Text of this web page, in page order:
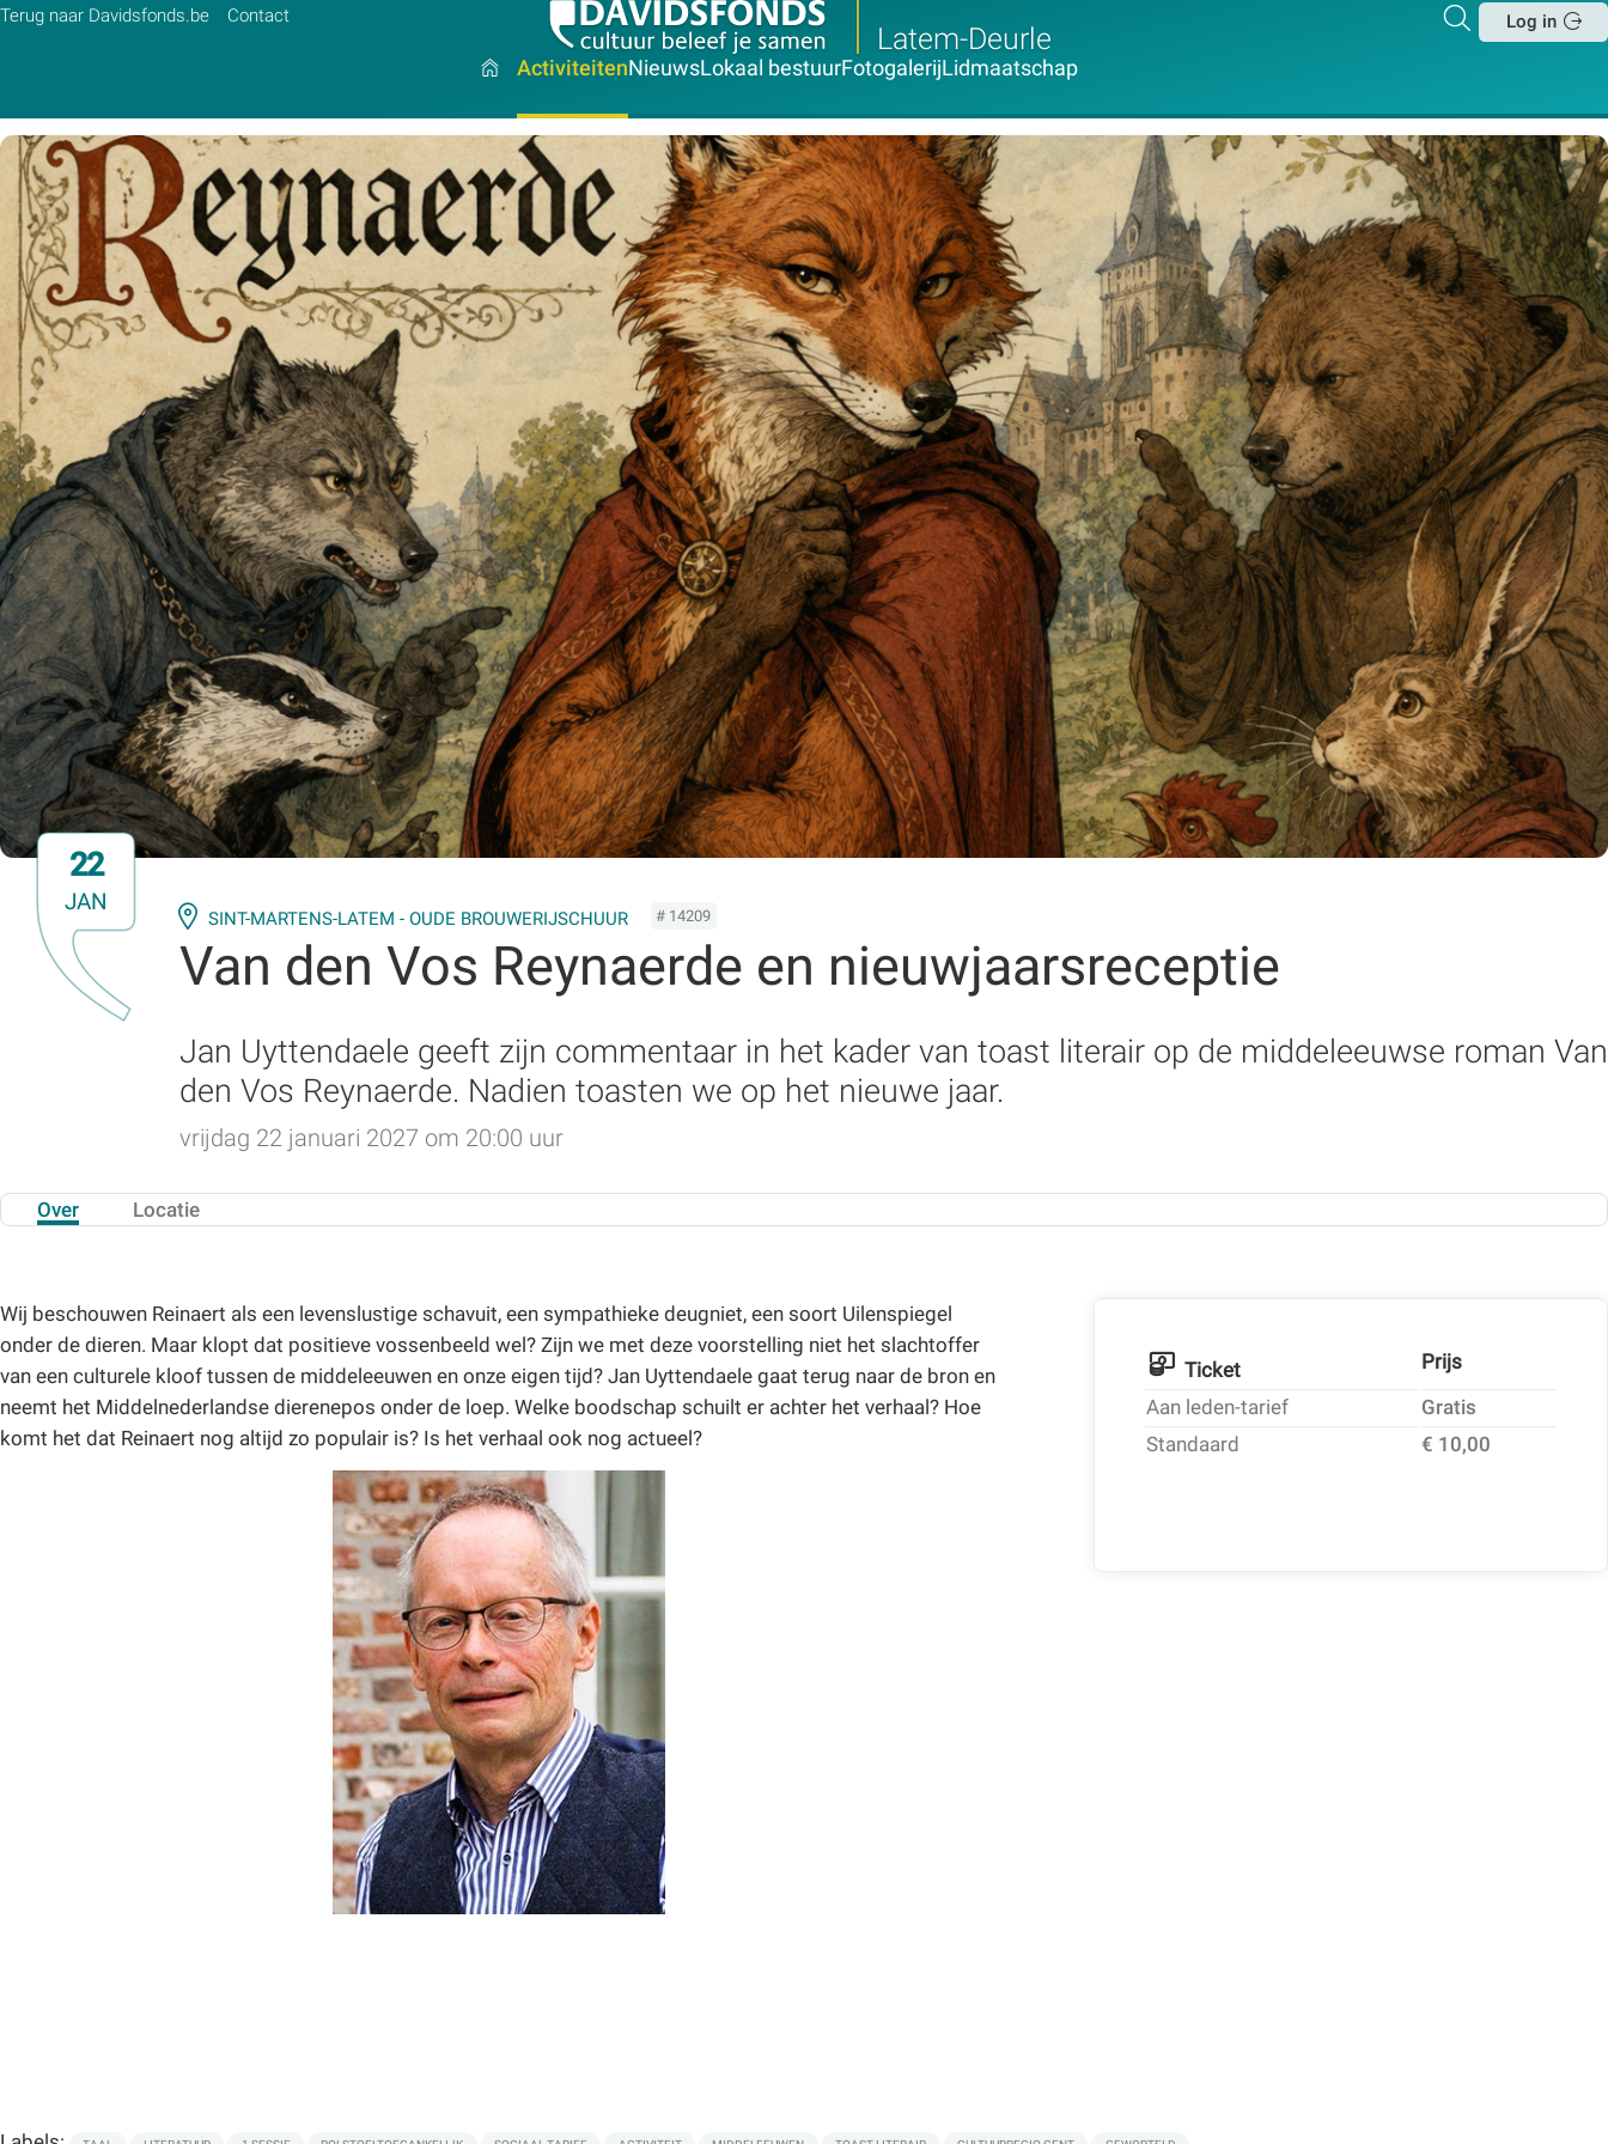
Terug naar Davidsfonds.be Contact
Latem-Deurle
Zoeken
Log in
ActiviteitenNieuwsLokaal bestuurFotogalerijLidmaatschap
22
JAN
SINT-MARTENS-LATEM - OUDE BROUWERIJSCHUUR # 14209
Van den Vos Reynaerde en nieuwjaarsreceptie
Jan Uyttendaele geeft zijn commentaar in het kader van toast literair op de middeleeuwse roman Van
den Vos Reynaerde. Nadien toasten we op het nieuwe jaar.
vrijdag 22 januari 2027 om 20:00 uur
Over Locatie
Wij beschouwen Reinaert als een levenslustige schavuit, een sympathieke deugniet, een soort Uilenspiegel
onder de dieren. Maar klopt dat positieve vossenbeeld wel? Zijn we met deze voorstelling niet het slachtoffer
van een culturele kloof tussen de middeleeuwen en onze eigen tijd? Jan Uyttendaele gaat terug naar de bron en
neemt het Middelnederlandse dierenepos onder de loep. Welke boodschap schuilt er achter het verhaal? Hoe
komt het dat Reinaert nog altijd zo populair is? Is het verhaal ook nog actueel?
Ticket
Prijs
Aan leden-tarief
Gratis
Standaard
€ 10,00
Zoek:
Zoeken